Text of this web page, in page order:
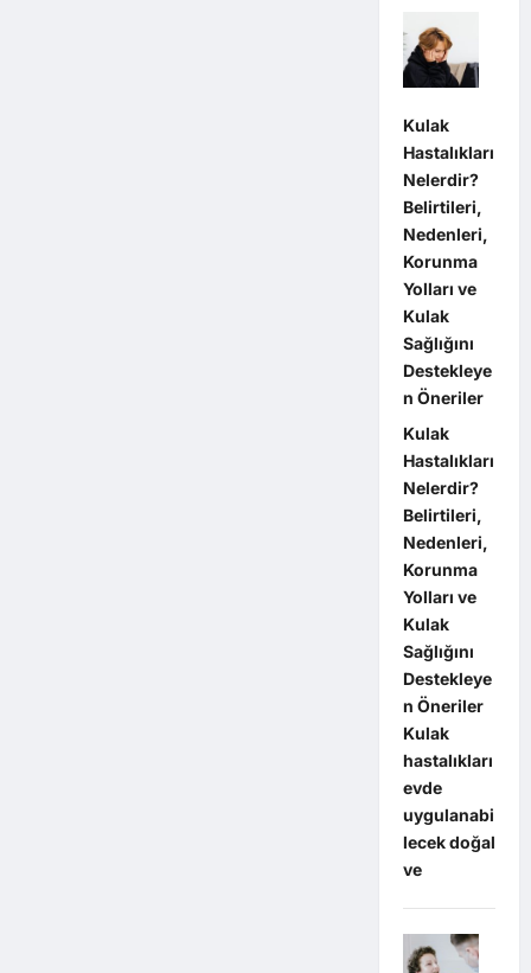
Kulak
Hastalıkları
Nelerdir?
Belirtileri,
Nedenleri,
Korunma
Yolları ve
Kulak
Sağlığını
Destekleye
n Öneriler
Kulak
Hastalıkları
Nelerdir?
Belirtileri,
Nedenleri,
Korunma
Yolları ve
Kulak
Sağlığını
Destekleye
n Öneriler
Kulak
hastalıkları
evde
uygulanabi
lecek doğal
ve